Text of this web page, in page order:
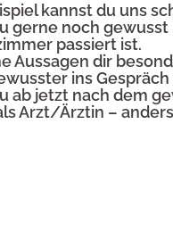
kannst du uns
gerne noch
passiert ist.
Aussagen dir
ins Gespräch
ab jetzt nach dem
Arzt/Ärztin –